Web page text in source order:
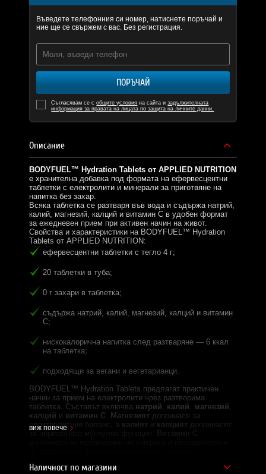
Въведете телефонния си номер, натиснете поръчай и
ние ще се свържем с вас. Без регистрация.
ПОРЪЧАЙ
Съгласявам се собщите условия на сайта изадължителната
информация за правата на лицата по защита на личните данни.
Описание
BODYFUEL™ Hydration Tablets от APPLIED NUTRITION
е хранителна добавка под формата на ефервесцентни
таблетки с електролити и минерали за приготвяне на
напитка без захар.
Всяка таблетка се разтваря във вода и съдържа натрий,
калий, магнезий, калций и витамин C в удобен формат
за ежедневен прием при активен начин на живот.
Свойства и характеристики на BODYFUEL™ Hydration
Tablets от APPLIED NUTRITION:
ефервесцентни таблетки с тегло 4 г;
20 таблетки в туба;
0 г захари в таблетка;
съдържа натрий, калий, магнезий, калций и витамин
C;
нискокалорична напитка след разтваряне — 6 ккал
на таблетка;
подходящи за вегани и вегетарианци.
BODYFUEL™ Hydration Tablets предлагат практичен
начин за прием на електролити чрез разтворима
таблетка. Съставът включва натрий калий магнезий
калций и витамин C Магнезият допринася за
електролитния баланс, а калият и калцият допринасят
за нормалната мускулна функция.
живот, които търсят вариант без захар.
виж повече
Наличност по магазини